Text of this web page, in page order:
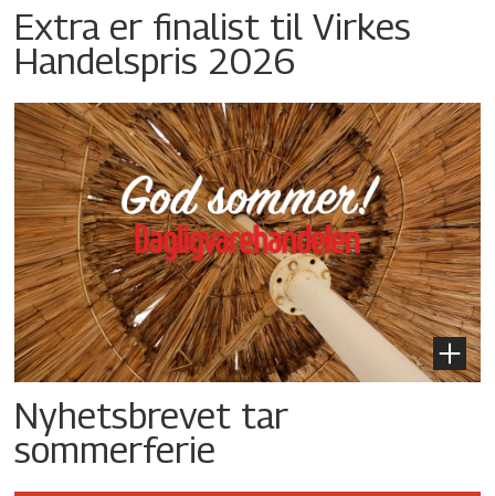
Extra er finalist til Virkes
Handelspris 2026
Nyhetsbrevet tar
sommerferie